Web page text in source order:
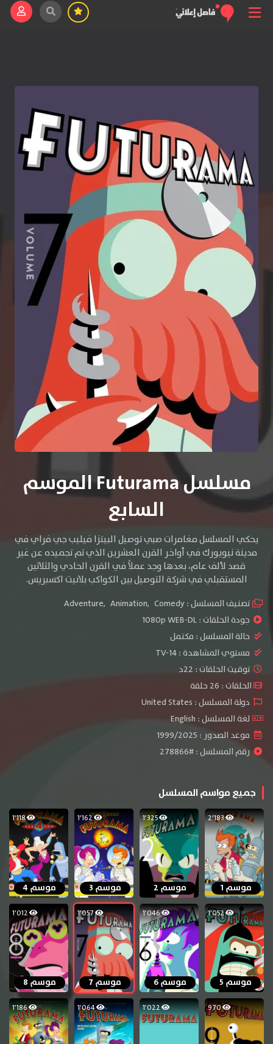
مسلسل Futurama الموسم
السابع
يحكي المسلسل مغامرات صبي توصيل البيتزا فيليب جي فراي في
مدينة نيويورك في أواخر القرن العشرين الذي تم تجميده عن غير
قصد لألف عام، بعدها وجد عملاً في القرن الحادي والثلاثين
المستقبلي في شركة التوصيل بين الكواكب بلانيت اكسبريس.
تصنيف المسلسل : Adventure, Animation, Comedy
جودة الحلقات :1080p WEB-DL
حالة المسلسل : مكتمل
مستوي المشاهدة :TV-14
توقيت الحلقات : 22د
الحلقات : 26 حلقة
دولة المسلسل : United States
لغة المسلسل : English
موعد الصدور : 1999/2025
رقم المسلسل : #278866
جميع مواسم المسلسل
2٬183
موسم 1
1٬325
موسم 2
1٬162
موسم 3
1٬118
موسم 4
1٬052
موسم 5
1٬046
موسم 6
1٬057
موسم 7 موسم 8
970 1٬022 1٬064 1٬186